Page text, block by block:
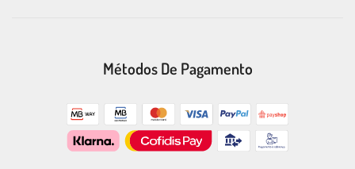
Métodos De Pagamento